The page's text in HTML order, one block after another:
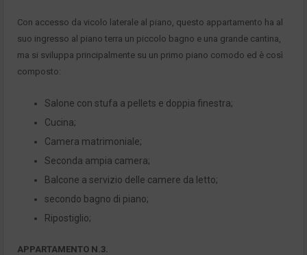
Con accesso da vicolo laterale al piano, questo appartamento ha al
suo ingresso al piano terra un piccolo bagno e una grande cantina,
ma si sviluppa principalmente su un primo piano comodo ed è così
composto:
Salone con stufa a pellets e doppia finestra;
Cucina;
Camera matrimoniale;
Seconda ampia camera;
Balcone a servizio delle camere da letto;
secondo bagno di piano;
Ripostiglio;
APPARTAMENTO N.3.